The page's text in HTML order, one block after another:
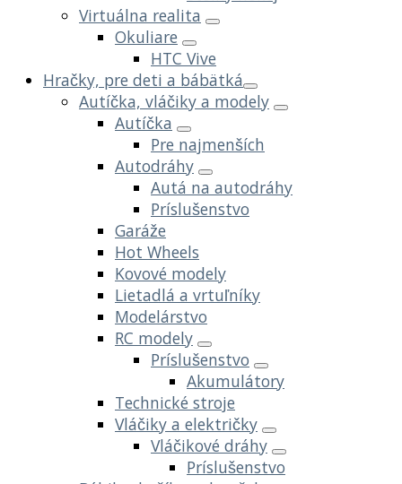
Virtuálna realita
Okuliare
HTC Vive
Hračky, pre deti a bábätká
Autíčka, vláčiky a modely
Autíčka
Pre najmenších
Autodráhy
Autá na autodráhy
Príslušenstvo
Garáže
Hot Wheels
Kovové modely
Lietadlá a vrtuľníky
Modelárstvo
RC modely
Príslušenstvo
Akumulátory
Technické stroje
Vláčiky a električky
Vláčikové dráhy
Príslušenstvo